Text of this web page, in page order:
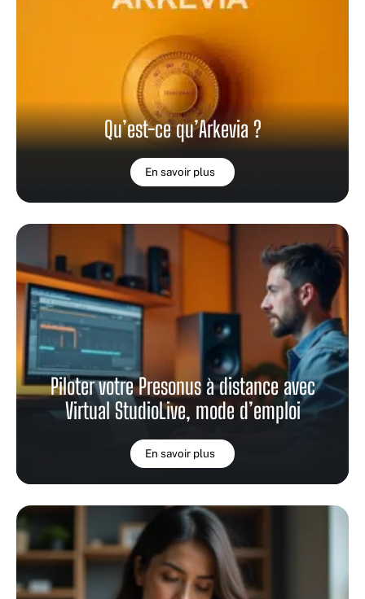
Qu’est-ce qu’Arkevia ?
En savoir plus
Piloter votre Presonus à distance avec
Virtual StudioLive, mode d’emploi
En savoir plus